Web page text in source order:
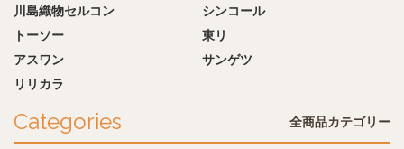
川島織物セルコン
シンコール
トーソー
東リ
アスワン
サンゲツ
リリカラ
Categories 全商品カテゴリー